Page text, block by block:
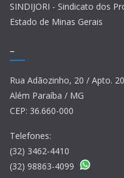
SINDIJORI - Sindicato dos
Estado de Minas Gerais
–
Rua Adãozinho, 20 / Apto.
Além Paraíba / MG
CEP: 36.660-000
Telefones:
(32) 3462-4410
(32) 98863-4099